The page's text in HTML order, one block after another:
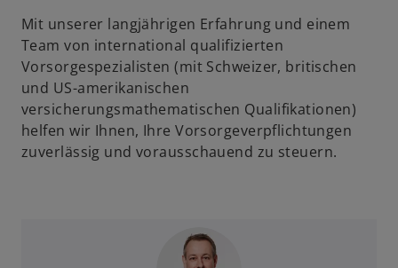
Mit unserer langjährigen Erfahrung und einem
Team von international qualifizierten
Vorsorgespezialisten (mit Schweizer, britischen
und US-amerikanischen
versicherungsmathematischen Qualifikationen)
helfen wir Ihnen, Ihre Vorsorgeverpflichtungen
zuverlässig und vorausschauend zu steuern.